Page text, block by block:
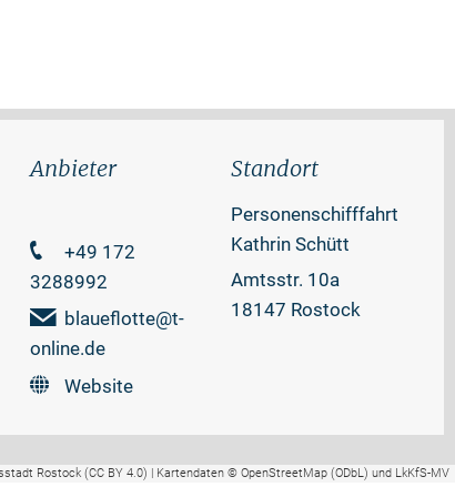
Rostock (CC BY 4.0) | Kartendaten © OpenStreetMap (ODbL) und LkKfS-MV
Anbieter
+49 172
3288992
blaueflotte@t-
online.de
Website
Standort
Personenschifffahrt
Kathrin Schütt
Amtsstr. 10a
18147 Rostock